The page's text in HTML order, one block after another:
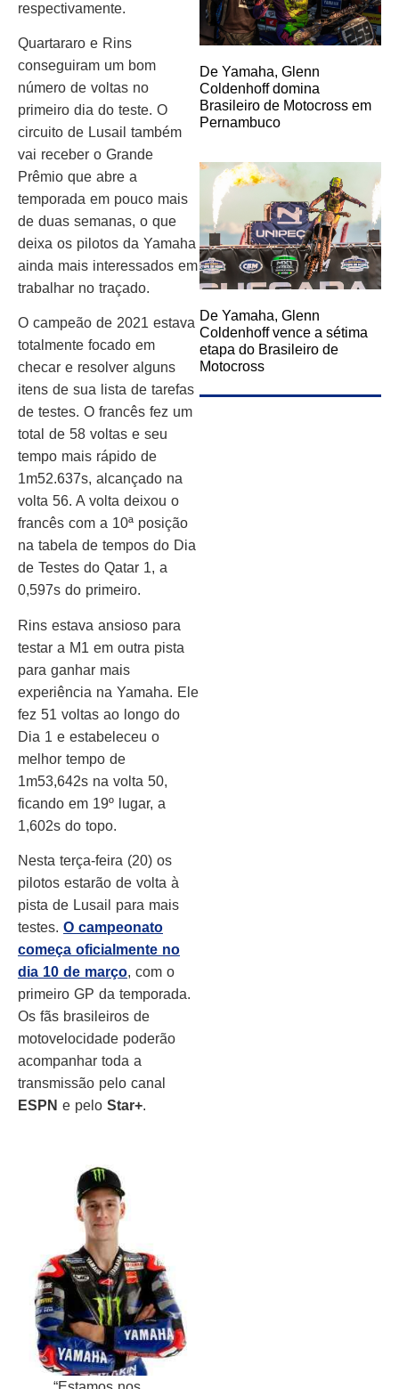
respectivamente.
Quartararo e Rins
conseguiram um bom
número de voltas no
primeiro dia do teste. O
circuito de Lusail também
vai receber o Grande
Prêmio que abre a
temporada em pouco mais
de duas semanas, o que
deixa os pilotos da Yamaha
ainda mais interessados ​​em
trabalhar no traçado.
O campeão de 2021 estava
totalmente focado em
checar e resolver alguns
itens de sua lista de tarefas
de testes. O francês fez um
total de 58 voltas e seu
tempo mais rápido de
1m52.637s, alcançado na
volta 56. A volta deixou o
francês com a 10ª posição
na tabela de tempos do Dia
de Testes do Qatar 1, a
0,597s do primeiro.
Rins estava ansioso para
testar a M1 em outra pista
para ganhar mais
experiência na Yamaha. Ele
fez 51 voltas ao longo do
Dia 1 e estabeleceu o
melhor tempo de
1m53,642s na volta 50,
ficando em 19º lugar, a
1,602s do topo.
Nesta terça-feira (20) os
pilotos estarão de volta à
pista de Lusail para mais
testes. O campeonato
começa oficialmente no
dia 10 de março, com o
primeiro GP da temporada.
Os fãs brasileiros de
motovelocidade poderão
acompanhar toda a
transmissão pelo canal
ESPN e pelo Star+.
De Yamaha, Glenn
Coldenhoff domina
Brasileiro de Motocross em
Pernambuco
De Yamaha, Glenn
Coldenhoff vence a sétima
etapa do Brasileiro de
Motocross